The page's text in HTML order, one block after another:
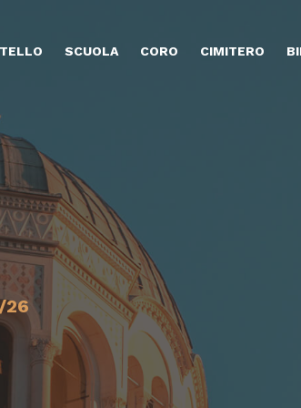
SCUOLA CORO CIMITERO
26